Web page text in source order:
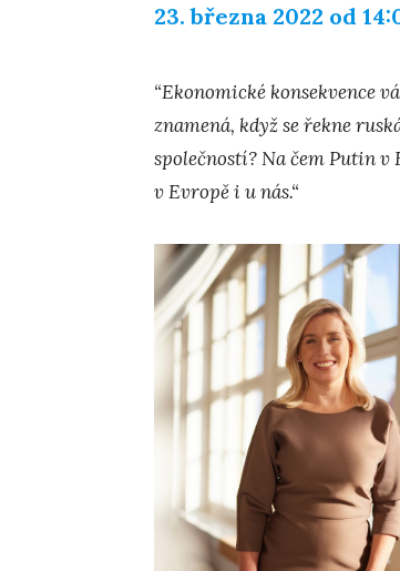
23. března 2022 od
“Ekonomické konsekvence
znamená, když se řekne
společností? Na čem Putin v
v Evropě i u nás.“